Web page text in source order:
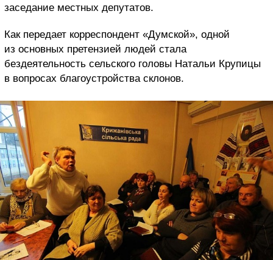
заседание местных депутатов.
Как передает корреспондент «Думской», одной
из основных претензией людей стала
бездеятельность сельского головы Натальи Крупицы
в вопросах благоустройства склонов.